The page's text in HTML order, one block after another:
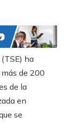
ha
de 200
de la
en
se